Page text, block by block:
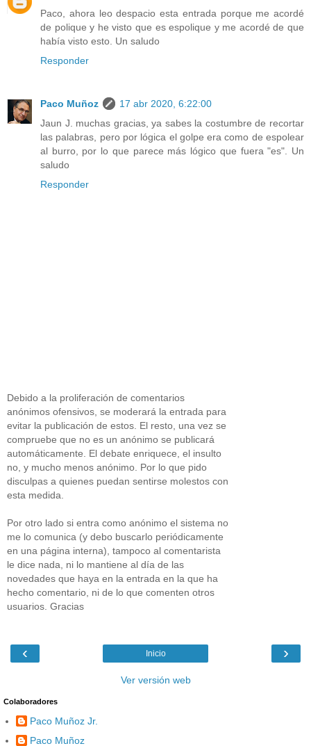
Paco, ahora leo despacio esta entrada porque me acordé
de polique y he visto que es espolique y me acordé de que
había visto esto. Un saludo
Responder
Paco Muñoz
17 abr 2020, 6:22:00
Jaun J. muchas gracias, ya sabes la costumbre de recortar
las palabras, pero por lógica el golpe era como de espolear
al burro, por lo que parece más lógico que fuera "es". Un
saludo
Responder
Debido a la proliferación de comentarios
anónimos ofensivos, se moderará la entrada para
evitar la publicación de estos. El resto, una vez se
compruebe que no es un anónimo se publicará
automáticamente. El debate enriquece, el insulto
no, y mucho menos anónimo. Por lo que pido
disculpas a quienes puedan sentirse molestos con
esta medida.
Por otro lado si entra como anónimo el sistema no
me lo comunica (y debo buscarlo periódicamente
en una página interna), tampoco al comentarista
le dice nada, ni lo mantiene al día de las
novedades que haya en la entrada en la que ha
hecho comentario, ni de lo que comenten otros
usuarios. Gracias
‹ ›
Inicio
Ver versión web
Colaboradores
Paco Muñoz Jr.
Paco Muñoz